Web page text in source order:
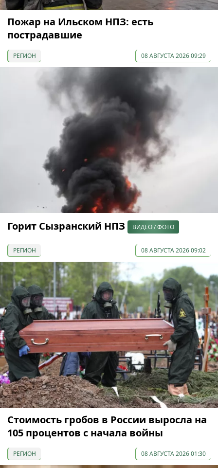
Пожар на Ильском НПЗ: есть
пострадавшие
РЕГИОН 08 АВГУСТА 2026 09:29
Горит Сызранский НПЗ ВИДЕО / ФОТО
РЕГИОН 08 АВГУСТА 2026 09:02
Стоимость гробов в России выросла на
105 процентов с начала войны
РЕГИОН 08 АВГУСТА 2026 01:30